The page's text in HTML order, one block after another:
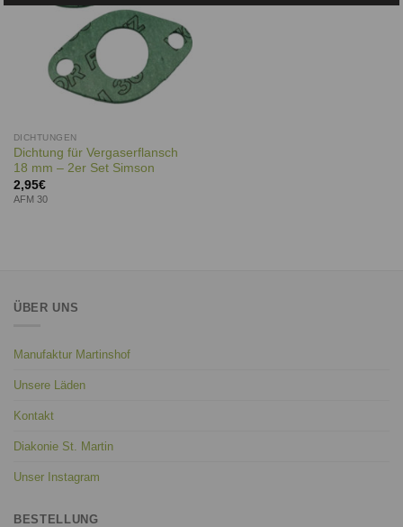
DICHTUNGEN
Dichtung für Vergaserflansch
18 mm – 2er Set Simson
2,95€
AFM 30
ÜBER UNS
Manufaktur Martinshof
Unsere Läden
Kontakt
Diakonie St. Martin
Unser Instagram
BESTELLUNG